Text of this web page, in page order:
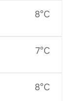
8°C
7°C
8°C